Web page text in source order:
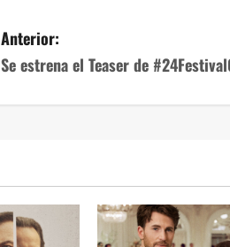
Anterior:
Se estrena el Teaser de